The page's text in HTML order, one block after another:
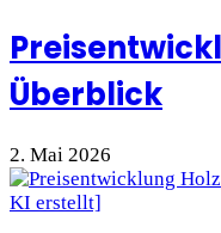
Überblick
2. Mai 2026